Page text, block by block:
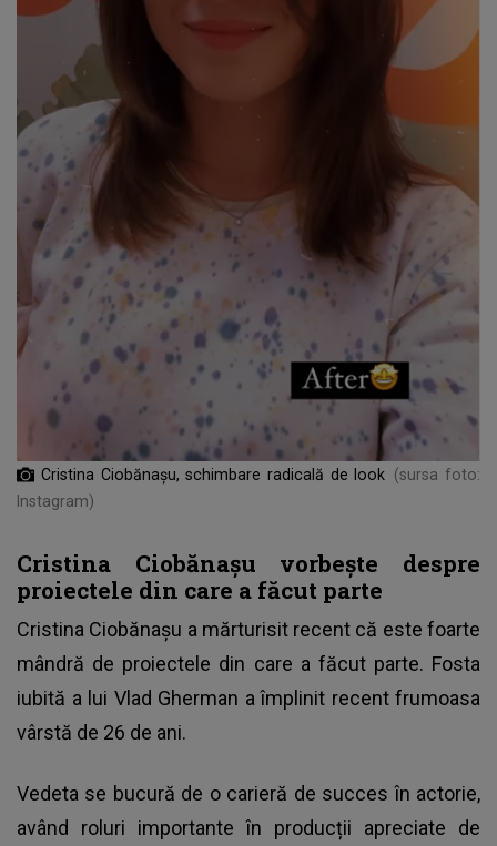
Cristina Ciobănașu, schimbare radicală de look (sursa foto:
Instagram)
Cristina Ciobănașu vorbește despre
proiectele din care a făcut parte
Cristina Ciobănașu a mărturisit recent că este foarte
mândră de proiectele din care a făcut parte. Fosta
iubită a lui Vlad Gherman a împlinit recent frumoasa
vârstă de 26 de ani.
Vedeta se bucură de o carieră de succes în actorie,
având roluri importante în producții apreciate de